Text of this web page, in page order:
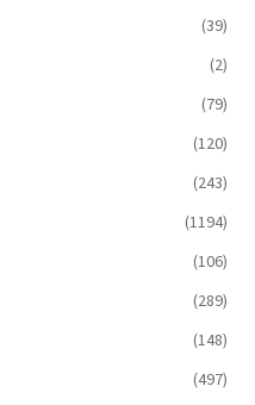
(39)
(2)
(79)
(120)
(243)
(1194)
(106)
(289)
(148)
(497)